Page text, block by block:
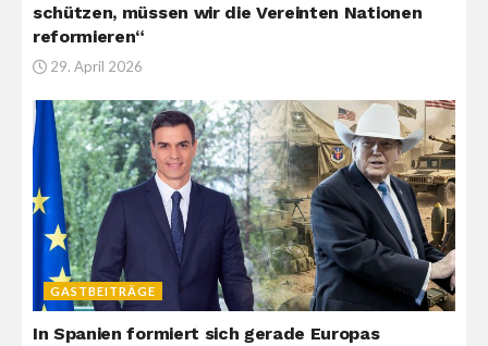
schützen, müssen wir die Vereinten Nationen
reformieren“
29. April 2026
GASTBEITRÄGE
In Spanien formiert sich gerade Europas